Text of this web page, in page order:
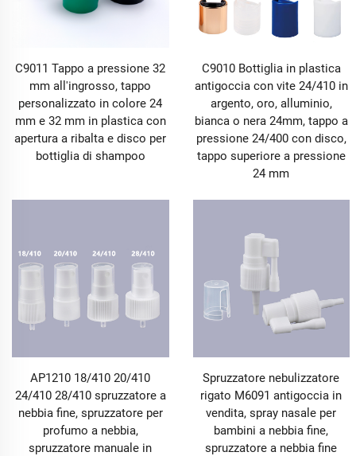
C9011 Tappo a pressione 32
mm all'ingrosso, tappo
personalizzato in colore 24
mm e 32 mm in plastica con
apertura a ribalta e disco per
bottiglia di shampoo
C9010 Bottiglia in plastica
antigoccia con vite 24/410 in
argento, oro, alluminio,
bianca o nera 24mm, tappo a
pressione 24/400 con disco,
tappo superiore a pressione
24 mm
AP1210 18/410 20/410
24/410 28/410 spruzzatore a
nebbia fine, spruzzatore per
profumo a nebbia,
spruzzatore manuale in
Spruzzatore nebulizzatore
rigato M6091 antigoccia in
vendita, spray nasale per
bambini a nebbia fine,
spruzzatore a nebbia fine